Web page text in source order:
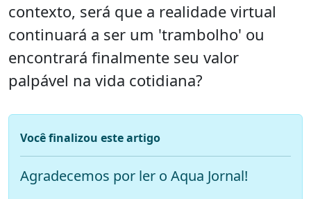
contexto, será que a realidade virtual
continuará a ser um 'trambolho' ou
encontrará finalmente seu valor
palpável na vida cotidiana?
Você finalizou este artigo
Agradecemos por ler o Aqua Jornal!